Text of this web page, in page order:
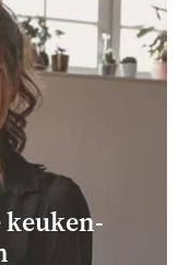
keuken­